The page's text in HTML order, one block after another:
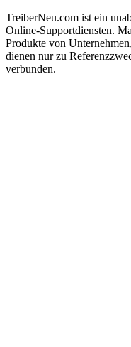
TreiberNeu.com ist ein
Online-Supportdiensten.
Produkte von
dienen nur zu
verbunden.